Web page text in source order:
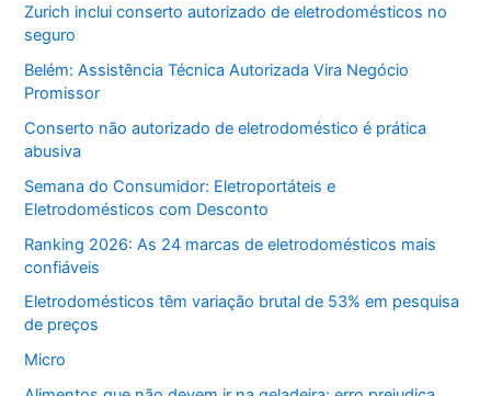
Zurich inclui conserto autorizado de eletrodomésticos no
seguro
Belém: Assistência Técnica Autorizada Vira Negócio
Promissor
Conserto não autorizado de eletrodoméstico é prática
abusiva
Semana do Consumidor: Eletroportáteis e
Eletrodomésticos com Desconto
Ranking 2026: As 24 marcas de eletrodomésticos mais
confiáveis
Eletrodomésticos têm variação brutal de 53% em pesquisa
de preços
Micro